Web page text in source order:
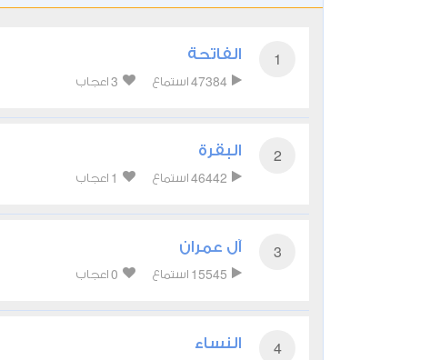
1 الفاتحة
47384 استماع 3 اعجاب
2 البقرة
46442 استماع 1 اعجاب
3 آل عمران
15545 استماع 0 اعجاب
4 النساء